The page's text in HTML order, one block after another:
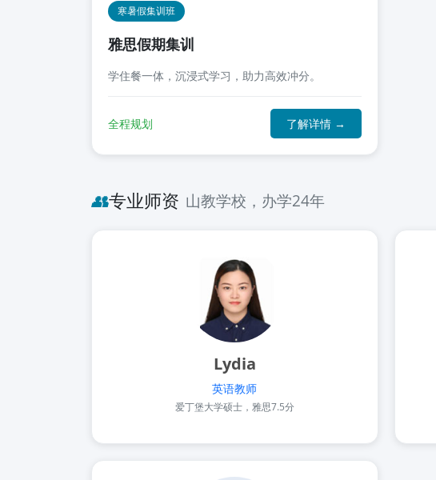
寒暑假集训班
雅思假期集训
学住餐一体，沉浸式学习，助力高效冲分。
全程规划 了解详情 →
👥专业师资 山教学校，办学24年
Lydia
英语教师
爱丁堡大学硕士，雅思7.5分